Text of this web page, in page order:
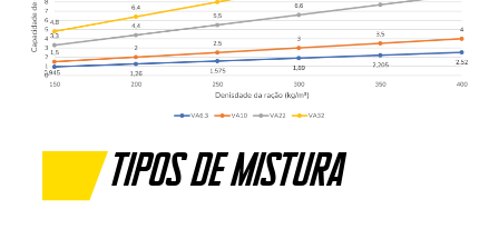
Tipos de mistura